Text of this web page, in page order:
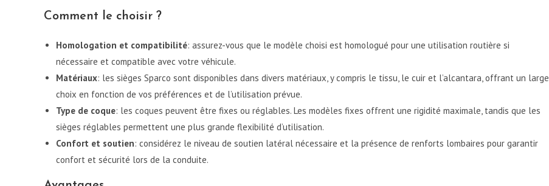
Comment le choisir ?
Homologation et compatibilité: assurez-vous que le modèle choisi est homologué pour une utilisation routière si
nécessaire et compatible avec votre véhicule.
Matériaux: les sièges Sparco sont disponibles dans divers matériaux, y compris le tissu, le cuir et l’alcantara, offrant un large
choix en fonction de vos préférences et de l’utilisation prévue.
Type de coque: les coques peuvent être fixes ou réglables. Les modèles fixes offrent une rigidité maximale, tandis que les
sièges réglables permettent une plus grande flexibilité d’utilisation.
Confort et soutien: considérez le niveau de soutien latéral nécessaire et la présence de renforts lombaires pour garantir
confort et sécurité lors de la conduite.